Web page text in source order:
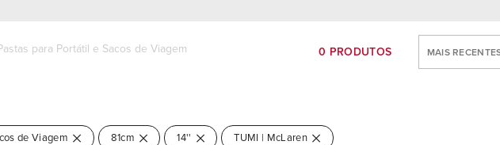
para Portátil e Sacos de Viagem 0 PRODUTOS MAIS
VENDIDOS
de Viagem 81cm 14'' TUMI | McLaren